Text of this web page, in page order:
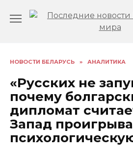
НОВОСТИ БЕЛАРУСЬ » АНАЛИТИКА
«Русских не
почему
дипломат
Запад